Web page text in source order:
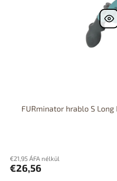
FURminator hrablo S
€21,95 ÁFA nélkül
€26,56